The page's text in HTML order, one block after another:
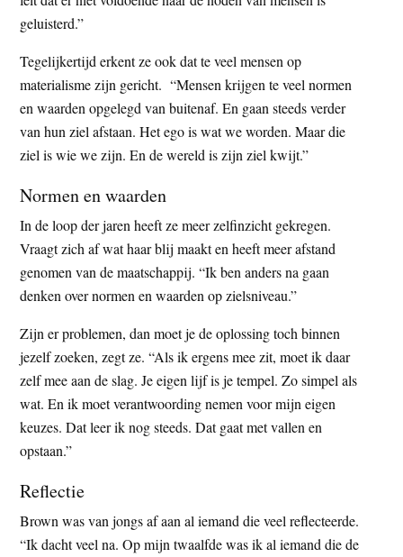
geluisterd.”
Tegelijkertijd erkent ze ook dat te veel mensen op
materialisme zijn gericht. “Mensen krijgen te veel normen
en waarden opgelegd van buitenaf. En gaan steeds verder
van hun ziel afstaan. Het ego is wat we worden. Maar die
ziel is wie we zijn. En de wereld is zijn ziel kwijt.”
Normen en waarden
In de loop der jaren heeft ze meer zelfinzicht gekregen.
Vraagt zich af wat haar blij maakt en heeft meer afstand
genomen van de maatschappij. “Ik ben anders na gaan
denken over normen en waarden op zielsniveau.”
Zijn er problemen, dan moet je de oplossing toch binnen
jezelf zoeken, zegt ze. “Als ik ergens mee zit, moet ik daar
zelf mee aan de slag. Je eigen lijf is je tempel. Zo simpel als
wat. En ik moet verantwoording nemen voor mijn eigen
keuzes. Dat leer ik nog steeds. Dat gaat met vallen en
opstaan.”
Reflectie
Brown was van jongs af aan al iemand die veel reflecteerde.
“Ik dacht veel na. Op mijn twaalfde was ik al iemand die de